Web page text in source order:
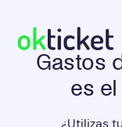
okticket
Gastos
es
¿Utilizas